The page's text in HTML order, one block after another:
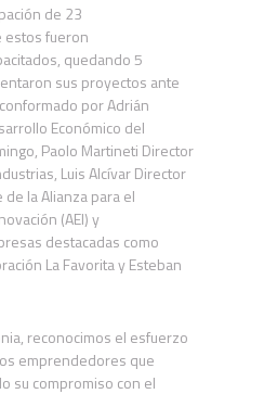
de 23
fueron
quedando 5
sus proyectos ante
por Adrián
Económico del
Paolo Martineti Director
Luis Alcívar Director
la Alianza para el
(AEI) y
destacadas como
La Favorita y Esteban
reconocimos el esfuerzo
emprendedores que
su compromiso con el